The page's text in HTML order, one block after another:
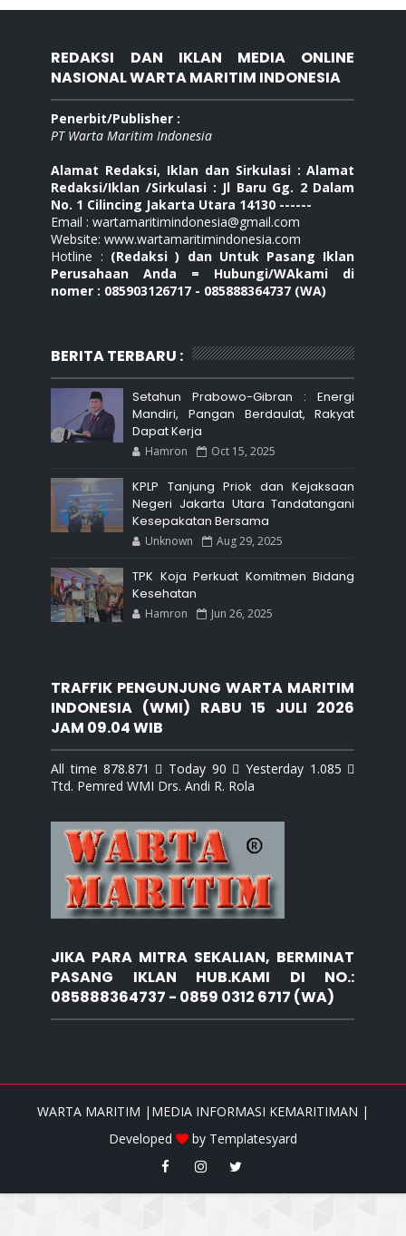
REDAKSI DAN IKLAN MEDIA ONLINE
NASIONAL WARTA MARITIM INDONESIA
Penerbit/Publisher :
PT Warta Maritim Indonesia
Alamat Redaksi, Iklan dan Sirkulasi : Alamat
Redaksi/Iklan /Sirkulasi : Jl Baru Gg. 2 Dalam
No. 1 Cilincing Jakarta Utara 14130 ------
Email : wartamaritimindonesia@gmail.com
Website: www.wartamaritimindonesia.com
Hotline : (Redaksi ) dan Untuk Pasang Iklan
Perusahaan Anda = Hubungi/WAkami di
nomer : 085903126717 - 085888364737 (WA)
BERITA TERBARU :
Setahun Prabowo-Gibran : Energi
Mandiri, Pangan Berdaulat, Rakyat
Dapat Kerja
Hamron Oct 15, 2025
KPLP Tanjung Priok dan Kejaksaan
Negeri Jakarta Utara Tandatangani
Kesepakatan Bersama
Unknown Aug 29, 2025
TPK Koja Perkuat Komitmen Bidang
Kesehatan
Hamron Jun 26, 2025
TRAFFIK PENGUNJUNG WARTA MARITIM
INDONESIA (WMI) RABU 15 JULI 2026
JAM 09.04 WIB
All time 878.871  Today 90  Yesterday 1.085 
Ttd. Pemred WMI Drs. Andi R. Rola
JIKA PARA MITRA SEKALIAN, BERMINAT
PASANG IKLAN HUB.KAMI DI NO.:
085888364737 - 0859 0312 6717 (WA)
WARTA MARITIM |MEDIA INFORMASI KEMARITIMAN |
Developed
by Templatesyard